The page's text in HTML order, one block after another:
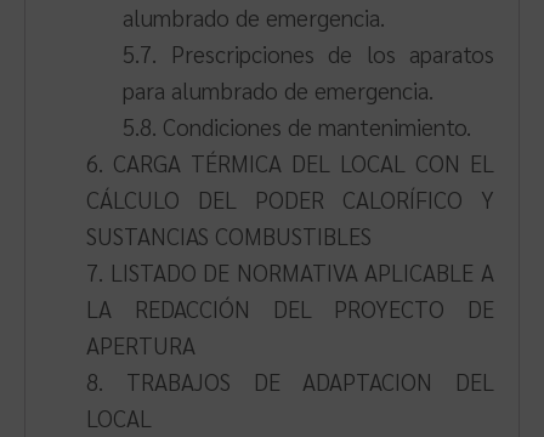
alumbrado de emergencia.
5.7. Prescripciones de los aparatos
para alumbrado de emergencia.
5.8. Condiciones de mantenimiento.
6. CARGA TÉRMICA DEL LOCAL CON EL
CÁLCULO DEL PODER CALORÍFICO Y
SUSTANCIAS COMBUSTIBLES
7. LISTADO DE NORMATIVA APLICABLE A
LA REDACCIÓN DEL PROYECTO DE
APERTURA
8. TRABAJOS DE ADAPTACION DEL
LOCAL